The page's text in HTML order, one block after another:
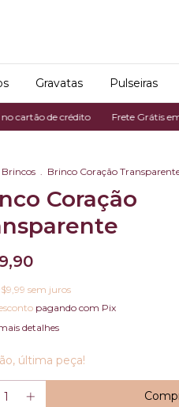
Gravatas Pulseiras
crédito Frete Grátis em
Brincos . Brinco Coração
Coração
sem juros
pagando com Pix
detalhes
última peça!